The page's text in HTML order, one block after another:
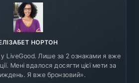
НОРТОН
у LiveGood. Лише за 2 ознаками я вже
Мені вдалося досягти цієї мети за
Я вже бронзовий».